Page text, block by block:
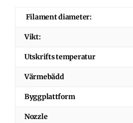
Filament diameter:
Vikt:
Utskrifts temperatur
Värmebädd
Byggplattform
Nozzle